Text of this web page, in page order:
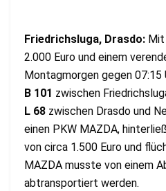
Friedrichsluga, Drasdo:
2.000 Euro und einem
Montagmorgen gegen
B 101 zwischen
L 68 zwischen Drasdo und
einen PKW MAZDA,
von circa 1.500 Euro und
MAZDA musste von einem
abtransportiert werden.